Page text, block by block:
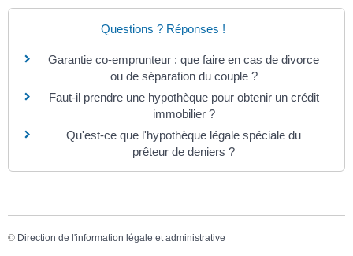
Questions ? Réponses !
Garantie co-emprunteur : que faire en cas de divorce
ou de séparation du couple ?
Faut-il prendre une hypothèque pour obtenir un crédit
immobilier ?
Qu'est-ce que l'hypothèque légale spéciale du
prêteur de deniers ?
© Direction de l'information légale et administrative